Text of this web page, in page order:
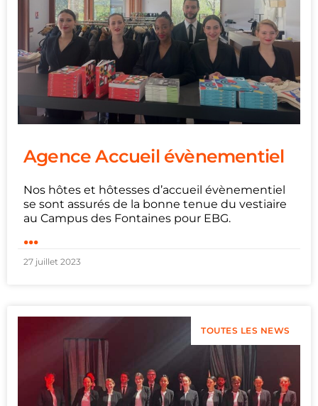
Agence Accueil évènementiel
Nos hôtes et hôtesses d’accueil évènementiel
se sont assurés de la bonne tenue du vestiaire
au Campus des Fontaines pour EBG.
...
27 juillet 2023
TOUTES LES NEWS